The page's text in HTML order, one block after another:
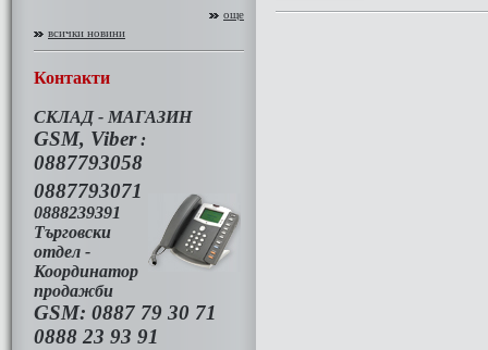
още
всички новини
Контакти
СКЛАД - МАГАЗИН
GSM, Viber:
0887793058
0887793071
0888239391
Търговски
отдел -
Координатор
продажби
GSM: 0887 79 30 71
0888 23 93 91